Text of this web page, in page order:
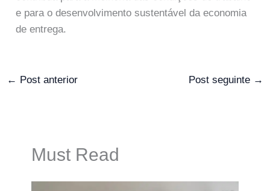
e para o desenvolvimento sustentável da economia
de entrega.
← Post anterior Post seguinte →
Must Read